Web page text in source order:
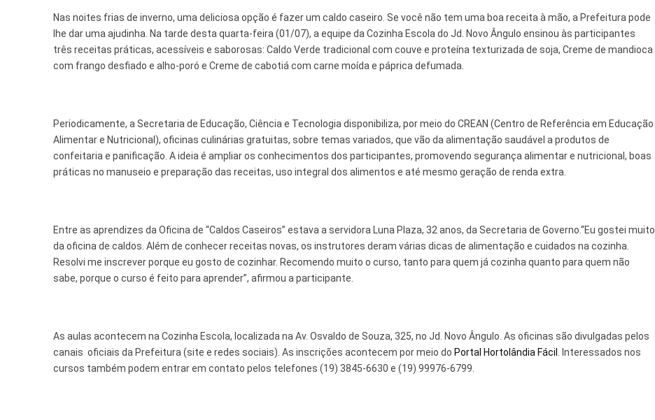
Nas noites frias de inverno, uma deliciosa opção é fazer um caldo caseiro. Se você não tem uma boa receita à mão, a Prefeitura pode
lhe dar uma ajudinha. Na tarde desta quarta-feira (01/07), a equipe da Cozinha Escola do Jd. Novo Ângulo ensinou às participantes
três receitas práticas, acessíveis e saborosas: Caldo Verde tradicional com couve e proteína texturizada de soja, Creme de mandioca
com frango desfiado e alho-poró e Creme de cabotiá com carne moída e páprica defumada.
Periodicamente, a Secretaria de Educação, Ciência e Tecnologia disponibiliza, por meio do CREAN (Centro de Referência em Educação
Alimentar e Nutricional), oficinas culinárias gratuitas, sobre temas variados, que vão da alimentação saudável a produtos de
confeitaria e panificação. A ideia é ampliar os conhecimentos dos participantes, promovendo segurança alimentar e nutricional, boas
práticas no manuseio e preparação das receitas, uso integral dos alimentos e até mesmo geração de renda extra.
Entre as aprendizes da Oficina de “Caldos Caseiros” estava a servidora Luna Plaza, 32 anos, da Secretaria de Governo.“Eu gostei muito
da oficina de caldos. Além de conhecer receitas novas, os instrutores deram várias dicas de alimentação e cuidados na cozinha.
Resolvi me inscrever porque eu gosto de cozinhar. Recomendo muito o curso, tanto para quem já cozinha quanto para quem não
sabe, porque o curso é feito para aprender”, afirmou a participante.
As aulas acontecem na Cozinha Escola, localizada na Av. Osvaldo de Souza, 325, no Jd. Novo Ângulo. As oficinas são divulgadas pelos
canais oficiais da Prefeitura (site e redes sociais). As inscrições acontecem por meio do Portal Hortolândia Fácil
. Interessados nos
cursos também podem entrar em contato pelos telefones (19) 3845-6630 e (19) 99976-6799.